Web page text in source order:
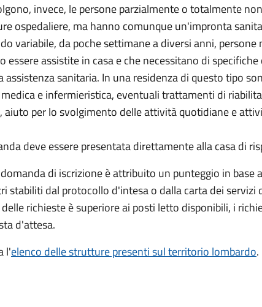
invece, le persone parzialmente o totalmente
ospedaliere, ma hanno comunque un'impronta
variabile, da poche settimane a diversi anni,
essere assistite in casa e che necessitano di
assistenza sanitaria. In una residenza di questo tipo
e infermieristica, eventuali trattamenti di
aiuto per lo svolgimento delle attività quotidiane e
deve essere presentata direttamente alla casa di
di iscrizione è attribuito un punteggio in base
stabiliti dal protocollo d'intesa o dalla carta dei servizi
richieste è superiore ai posti letto disponibili, i
d'attesa.
l'elenco delle strutture presenti sul territorio lombardo.